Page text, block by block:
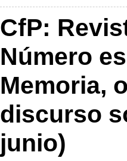
CfP:
Número
Memoria,
discurso
junio)